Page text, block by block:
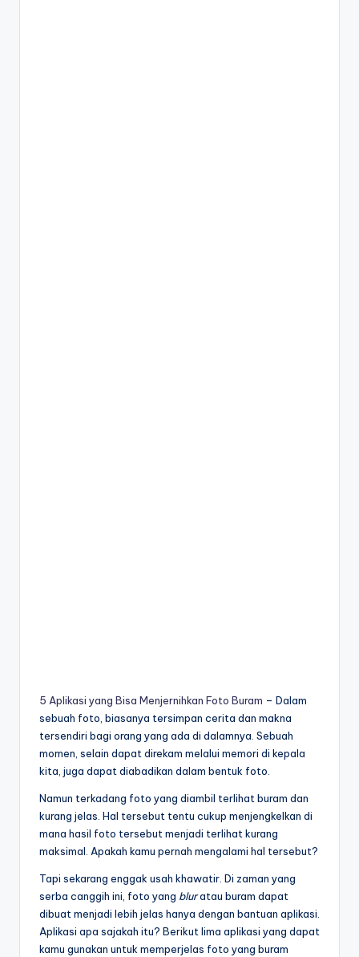
5 Aplikasi yang Bisa Menjernihkan Foto Buram – Dalam
sebuah foto, biasanya tersimpan cerita dan makna
tersendiri bagi orang yang ada di dalamnya. Sebuah
momen, selain dapat direkam melalui memori di kepala
kita, juga dapat diabadikan dalam bentuk foto.
Namun terkadang foto yang diambil terlihat buram dan
kurang jelas. Hal tersebut tentu cukup menjengkelkan di
mana hasil foto tersebut menjadi terlihat kurang
maksimal. Apakah kamu pernah mengalami hal tersebut?
Tapi sekarang enggak usah khawatir. Di zaman yang
serba canggih ini, foto yang bluratau buram dapat
dibuat menjadi lebih jelas hanya dengan bantuan aplikasi.
Aplikasi apa sajakah itu? Berikut lima aplikasi yang dapat
kamu gunakan untuk memperjelas foto yang buram